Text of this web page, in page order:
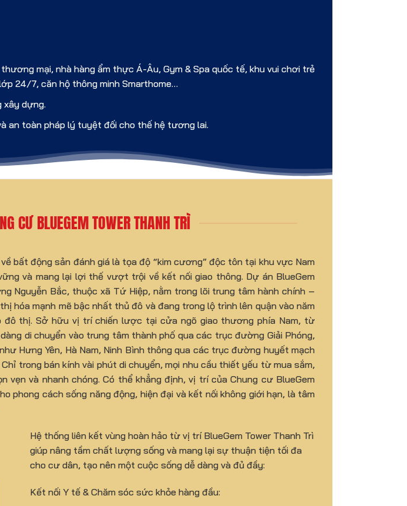
mại, nhà hàng ẩm thực Á-Âu, Gym & Spa quốc tế, khu vui chơi trẻ
24/7, căn hộ thông minh Smarthome…
xây dựng.
an toàn pháp lý tuyệt đối cho thế hệ tương lai.
CƯ BLUEGEM TOWER THANH TRÌ
bất động sản đánh giá là tọa độ “kim cương” độc tôn tại khu vực Nam
và mang lại lợi thế vượt trội về kết nối giao thông. Dự án BlueGem
Nguyễn Bắc, thuộc xã Tứ Hiệp, nằm trong lõi trung tâm hành chính –
hóa mạnh mẽ bậc nhất thủ đô và đang trong lộ trình lên quận vào năm
thị. Sở hữu vị trí chiến lược tại cửa ngõ giao thương phía Nam, từ
di chuyển vào trung tâm thành phố qua các trục đường Giải Phóng,
Hưng Yên, Hà Nam, Ninh Bình thông qua các trục đường huyết mạch
trong bán kính vài phút di chuyển, mọi nhu cầu thiết yếu từ mua sắm,
và nhanh chóng. Có thể khẳng định, vị trí của Chung cư BlueGem
phong cách sống năng động, hiện đại và kết nối không giới hạn, là tâm
Hệ thống liên kết vùng hoàn hảo từ vị trí BlueGem Tower Thanh Trì
giúp nâng tầm chất lượng sống và mang lại sự thuận tiện tối đa
cho cư dân, tạo nên một cuộc sống dễ dàng và đủ đầy:
Kết nối Y tế & Chăm sóc sức khỏe hàng đầu: